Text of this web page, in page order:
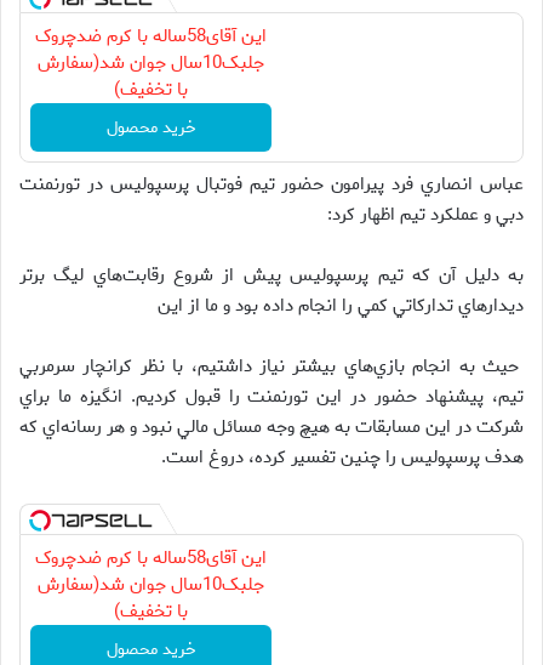
این آقای58ساله با کرم ضدچروک
جلبک10سال جوان شد(سفارش
با تخفیف)
خرید محصول
عباس انصاري فرد پيرامون حضور تيم فوتبال پرسپوليس در تورنمنت
دبي و عملكرد تيم اظهار كرد:
به دليل آن كه تيم پرسپوليس پيش از شروع رقابت‌هاي ليگ برتر
ديدارهاي تداركاتي كمي را انجام داده بود و ما از اين
حيث به انجام بازي‌هاي بيشتر نياز داشتيم، با نظر كرانچار سرمربي
تيم، پيشنهاد حضور در اين تورنمنت را قبول كرديم. انگيزه ما براي
شركت در اين مسابقات به هيچ وجه مسائل مالي نبود و هر رسانه‌اي كه
هدف پرسپوليس را چنين تفسير كرده، دروغ است.
این آقای58ساله با کرم ضدچروک
جلبک10سال جوان شد(سفارش
با تخفیف)
خرید محصول